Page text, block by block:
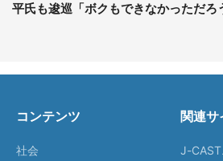
平氏も逡巡「ボクもできなかっただろ
コンテンツ
社会
関連サ
J-CAST